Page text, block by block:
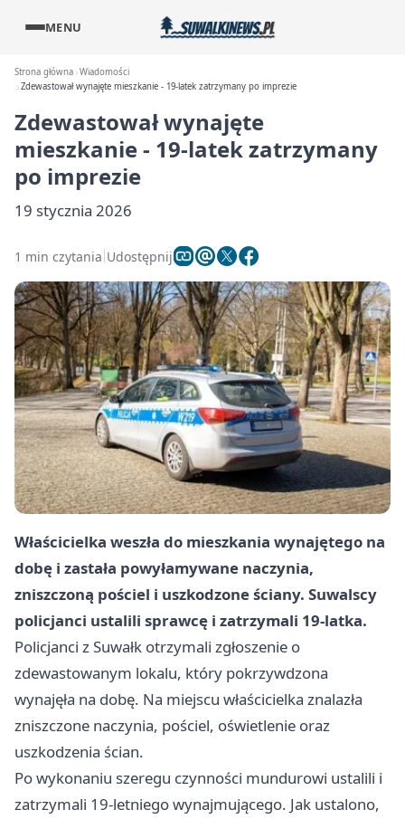
MENU
Strona główna Wiadomości
Zdewastował wynajęte mieszkanie - 19-latek zatrzymany po imprezie
Zdewastował wynajęte
mieszkanie - 19-latek zatrzymany
po imprezie
19 stycznia 2026
1 min czytania Udostępnij
Właścicielka weszła do mieszkania wynajętego na
dobę i zastała powyłamywane naczynia,
zniszczoną pościel i uszkodzone ściany. Suwalscy
policjanci ustalili sprawcę i zatrzymali 19-latka.
Policjanci z Suwałk otrzymali zgłoszenie o
zdewastowanym lokalu, który pokrzywdzona
wynajęła na dobę. Na miejscu właścicielka znalazła
zniszczone naczynia, pościel, oświetlenie oraz
uszkodzenia ścian.
Po wykonaniu szeregu czynności mundurowi ustalili i
zatrzymali 19-letniego wynajmującego. Jak ustalono,